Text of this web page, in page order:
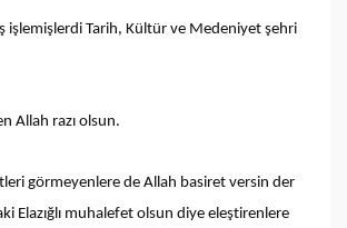
işlemişlerdi Tarih, Kültür ve Medeniyet şehri
Allah razı olsun.
görmeyenlere de Allah basiret versin der
Elazığlı muhalefet olsun diye eleştirenlere